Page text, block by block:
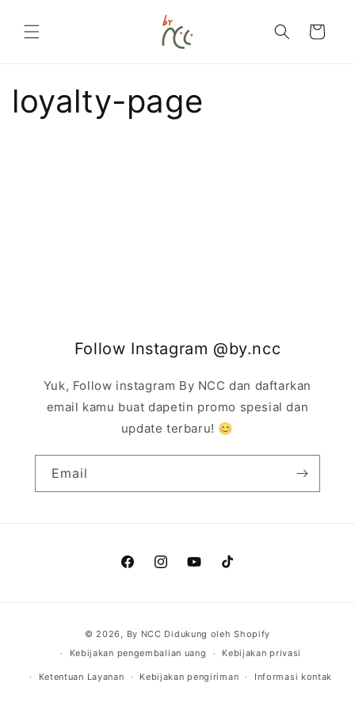
konten
Keranjang
loyalty-page
Follow Instagram @by.ncc
Yuk, Follow instagram By NCC dan daftarkan
email kamu buat dapetin promo spesial dan
update terbaru! 😊
Email
FacebookInstagramYouTubeTikTok
pembayaran
© 2026, By NCC Didukung oleh Shopify
Kebijakan pengembalian uang
Kebijakan privasi
Ketentuan Layanan Kebijakan pengiriman Informasi kontak